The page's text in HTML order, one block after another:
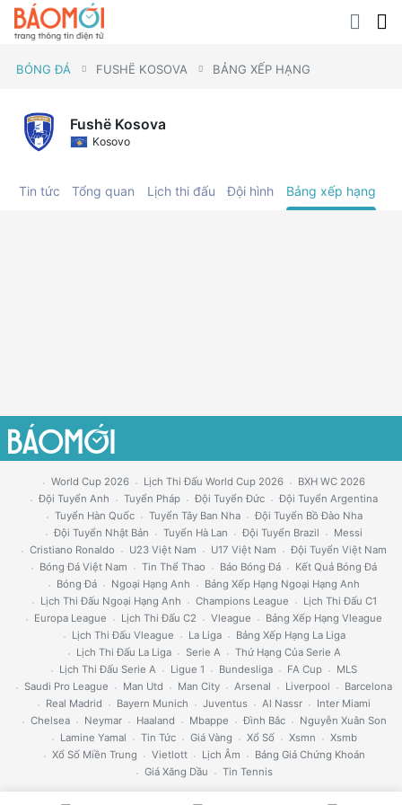
BÓNG ĐÁ FUSHË KOSOVA BẢNG XẾP HẠNG
Fushë Kosova
Kosovo
Tin tức Tổng quan Lịch thi đấu Đội hình Bảng xếp hạng
World Cup 2026 Lịch Thi Đấu World Cup 2026
BXH WC 2026
Đội Tuyển Anh
Tuyển Pháp Đội Tuyển Đức
Đội Tuyển Argentina
Tuyển Hàn Quốc
Tuyển Tây Ban Nha
Đội Tuyển Bồ Đào Nha
Đội Tuyển Nhật Bản
Tuyển Hà Lan Đội Tuyển Brazil
Messi
Cristiano Ronaldo
U23 Việt Nam U17 Việt Nam
Đội Tuyển Việt Nam
Bóng Đá Việt Nam
Tin Thể Thao Báo Bóng Đá
Kết Quả Bóng Đá
Bóng Đá
Ngoại Hạng Anh
Bảng Xếp Hạng Ngoại Hạng Anh
Lịch Thi Đấu Ngoại Hạng Anh
Champions League
Lịch Thi Đấu C1
Europa League
Lịch Thi Đấu C2 Vleague
Bảng Xếp Hạng Vleague
Lịch Thi Đấu Vleague
La Liga
Bảng Xếp Hạng La Liga
Lịch Thi Đấu La Liga
Serie A
Thứ Hạng Của Serie A
Lịch Thi Đấu Serie A
Ligue 1 Bundesliga FA Cup
MLS
Saudi Pro League
Man Utd Man City Arsenal Liverpool
Barcelona
Real Madrid
Bayern Munich Juventus Al Nassr
Inter Miami
Chelsea
Neymar Haaland Mbappe Đình Bắc
Nguyễn Xuân Son
Lamine Yamal
Tin Tức Giá Vàng Xổ Số Xsmn
Xsmb
Xổ Số Miền Trung
Vietlott Lịch Âm
Bảng Giá Chứng Khoán
Giá Xăng Dầu
Tin Tennis